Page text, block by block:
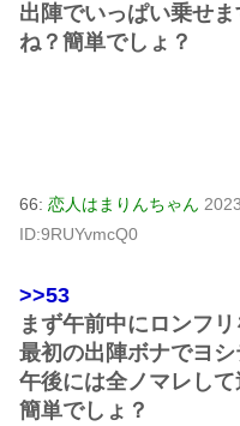
出陣でいっぱい乗せま
ね？簡単でしょ？
66: 恋人はまりんちゃん
ID:9RUYvmcQ0
>>53
まず午前中にロンフ
最初の出陣ボナでヨ
午後には全ノマレし
簡単でしょ？